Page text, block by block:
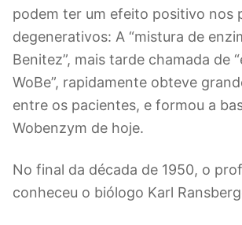
podem ter um efeito positivo nos
degenerativos: A “mistura de
Benitez”, mais tarde chamada de
WoBe”, rapidamente obteve
entre os pacientes, e formou a
Wobenzym de hoje.
No final da década de 1950, o
conheceu o biólogo Karl